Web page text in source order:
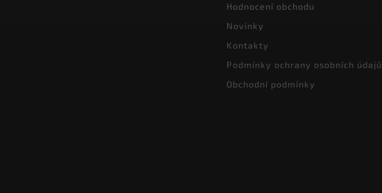
Hodnocení obchodu
Novinky
Kontakty
Podmínky ochrany osobních údajů
Obchodní podmínky